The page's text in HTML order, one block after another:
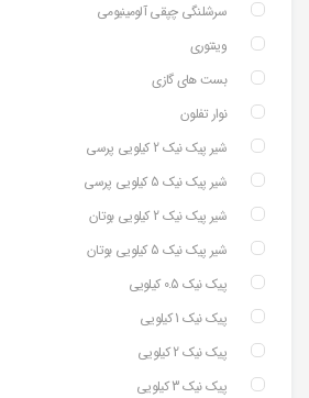
سرشلنگی چپقی آلومینیومی
وینتوری
بست های گازی
نوار تفلون
شیر پیک نیک 2 کیلویی پرسی
شیر پیک نیک 5 کیلویی پرسی
شیر پیک نیک 2 کیلویی بوتان
شیر پیک نیک 5 کیلویی بوتان
پیک نیک 0.5 کیلویی
پیک نیک 1 کیلویی
پیک نیک 2 کیلویی
پیک نیک 3 کیلویی